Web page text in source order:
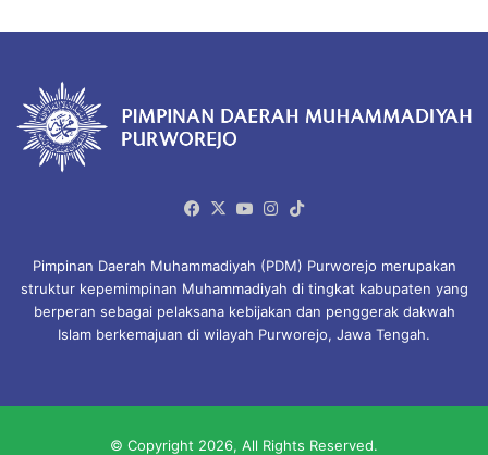
Facebook
X YouTubeInstagram
Pimpinan Daerah Muhammadiyah (PDM) Purworejo merupakan
struktur kepemimpinan Muhammadiyah di tingkat kabupaten yang
berperan sebagai pelaksana kebijakan dan penggerak dakwah
Islam berkemajuan di wilayah Purworejo, Jawa Tengah.
© Copyright 2026, All Rights Reserved.